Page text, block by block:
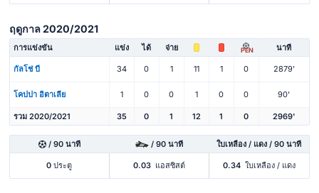
ฤดูกาล 2020/2021
การแข่งขัน แข่ง ได้ จ่าย PEN นาที
กัลโช่ บี 34 0 1 11 1 0 2879'
โคปปา อิตาเลีย 1 0 0 1 0 0 90'
รวม 2020/2021 35 0 1 12 1 0 2969'
/ 90 นาที / 90 นาที ใบเหลือง / แดง / 90 นาที
0 ประตู 0.03 แอสซิสต์ 0.34 ใบเหลือง / แดง